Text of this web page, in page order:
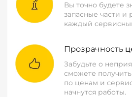
Вы точно будете
запасные части и
каждый
Прозрачность
Забудьте о
сможете
по ценам и
начнутся работы.